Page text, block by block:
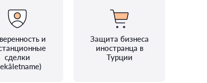
и
сделки
Защита бизнеса
иностранца в
Турции